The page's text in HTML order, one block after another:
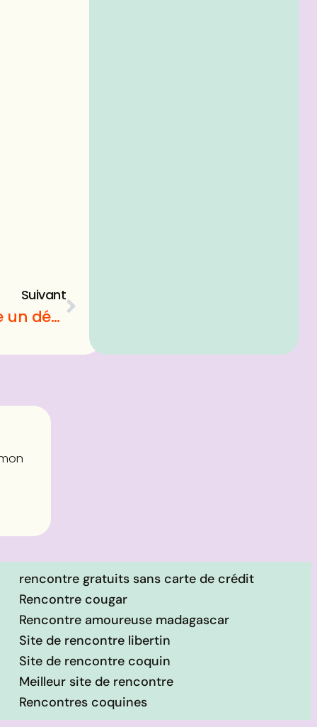
Suivant
Déménageurs : pourquoi prendre un déménageur ?
rencontre gratuits sans carte de crédit
Rencontre cougar
Rencontre amoureuse madagascar
Site de rencontre libertin
Site de rencontre coquin
Meilleur site de rencontre
Rencontres coquines